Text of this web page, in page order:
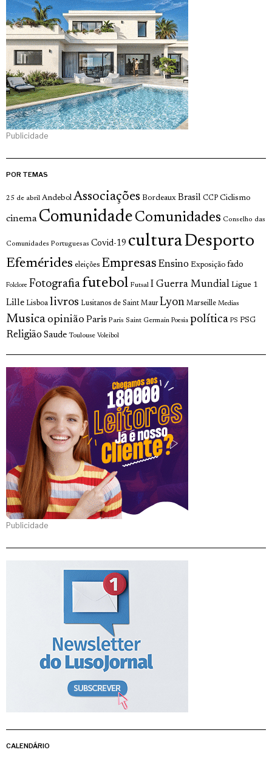
Publicidade
POR TEMAS
25 de abril Andebol Associações Bordeaux Brasil CCP Ciclismo
cinema Comunidade Comunidades Conselho das
Comunidades Portuguesas Covid-19 culturaDesporto
Efemérides eleições Empresas Ensino Exposição fado
Folclore Fotografia futebol Futsal I Guerra Mundial Ligue 1
Lille Lisboa livros Lusitanos de Saint Maur Lyon Marseille Medias
Musica opinião Paris Paris Saint Germain Poesia política PS PSG
Religião Saude Toulouse Voleibol
Publicidade
CALENDÁRIO